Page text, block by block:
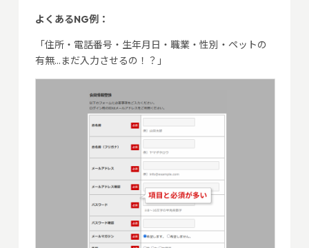
よくあるNG例：
「住所・電話番号・生年月日・職業・性別・ペットの
有無…まだ入力させるの！？」